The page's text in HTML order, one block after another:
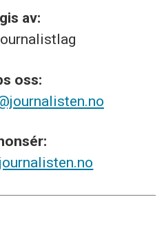
av:
oss: